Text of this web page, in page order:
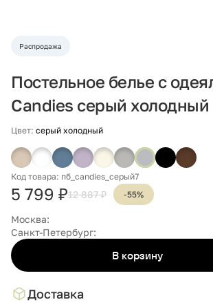
Распродажа
Постельное белье с
Candies серый холодный
Цвет: серый холодный
Код товара: пб_candies_серый7
5 799 ₽12 887 ₽ -55%
Москва:
Санкт-Петербург:
В корзину
Доставка